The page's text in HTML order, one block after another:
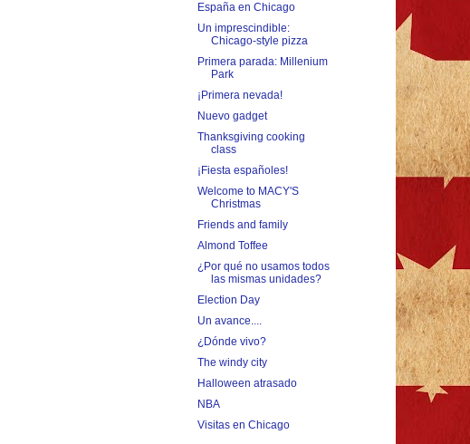
España en Chicago
Un imprescindible:
Chicago-style pizza
Primera parada: Millenium
Park
¡Primera nevada!
Nuevo gadget
Thanksgiving cooking
class
¡Fiesta españoles!
Welcome to MACY'S
Christmas
Friends and family
Almond Toffee
¿Por qué no usamos todos
las mismas unidades?
Election Day
Un avance....
¿Dónde vivo?
The windy city
Halloween atrasado
NBA
Visitas en Chicago